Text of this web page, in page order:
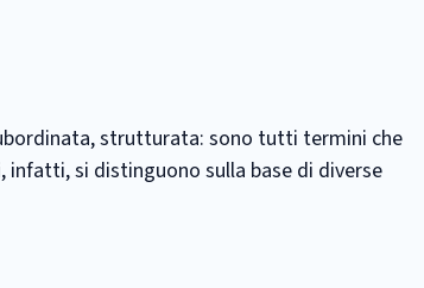
strutturata: sono tutti termini che
infatti, si distinguono sulla base di diverse